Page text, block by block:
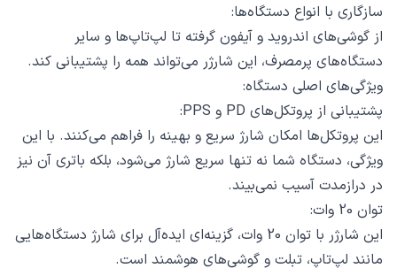
سازگاری با انواع دستگاه‌ها:
از گوشی‌های اندروید و آیفون گرفته تا لپ‌تاپ‌ها و سایر
دستگاه‌های پرمصرف، این شارژر می‌تواند همه را پشتیبانی کند.
ویژگی‌های اصلی دستگاه:
پشتیبانی از پروتکل‌های PD و PPS:
این پروتکل‌ها امکان شارژ سریع و بهینه را فراهم می‌کنند. با این
ویژگی، دستگاه شما نه تنها سریع شارژ می‌شود، بلکه باتری آن نیز
در درازمدت آسیب نمی‌بیند.
توان 20 وات:
این شارژر با توان 20 وات، گزینه‌ای ایده‌آل برای شارژ دستگاه‌هایی
مانند لپ‌تاپ، تبلت و گوشی‌های هوشمند است.